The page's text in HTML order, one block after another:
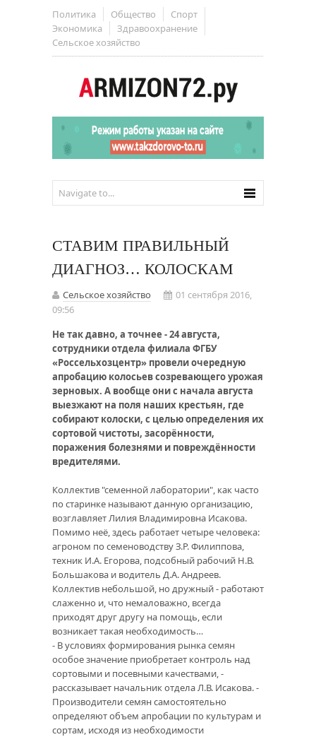
Политика Общество
Спорт
Экономика
Здравоохранение
Сельское хозяйство
СТАВИМ ПРАВИЛЬНЫЙ
ДИАГНОЗ… КОЛОСКАМ
Сельское хозяйство
01 сентября 2016,
09:56
Не так давно, а точнее - 24 августа,
сотрудники отдела филиала ФГБУ
«Россельхозцентр» провели очередную
апробацию колосьев созревающего урожая
зерновых. А вообще они с начала августа
выезжают на поля наших крестьян, где
собирают колоски, с целью определения их
сортовой чистоты, засорённости,
поражения болезнями и повреждённости
вредителями.
Коллектив "семенной лаборатории", как часто
по старинке называют данную организацию,
возглавляет Лилия Владимировна Исакова.
Помимо неё, здесь работает четыре человека:
агроном по семеноводству З.Р. Филиппова,
техник И.А. Егорова, подсобный рабочий Н.В.
Большакова и водитель Д.А. Андреев.
Коллектив небольшой, но дружный - работают
слаженно и, что немаловажно, всегда
приходят друг другу на помощь, если
возникает такая необходимость…
- В условиях формирования рынка семян
особое значение приобретает контроль над
сортовыми и посевными качествами, -
рассказывает начальник отдела Л.В. Исакова. -
Производители семян самостоятельно
определяют объем апробации по культурам и
сортам, исходя из необходимости